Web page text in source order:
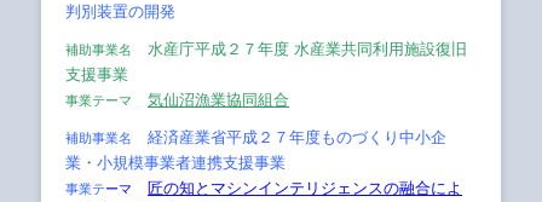
判別装置の開発
補助事業名
水産庁平成２７年度 水産業共同利用施設復旧
支援事業
事業テーマ 気仙沼漁業協同組合
補助事業名
経済産業省平成２７年度ものづくり中小企
業・小規模事業者連携支援事業
事業テーマ
匠の知とマシンインテリジェンスの融合によ